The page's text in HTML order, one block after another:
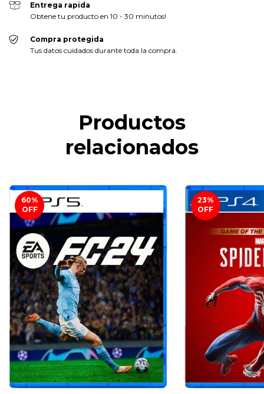
Entrega rapida
Obtene tu producto en 10 - 30 minutos!
Compra protegida
Tus datos cuidados durante toda la compra.
Productos
relacionados
60%
OFF
23%
OFF